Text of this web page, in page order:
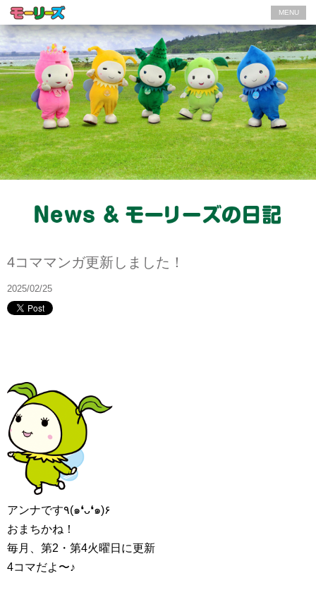
MENU
4コママンガ更新しました！
2025/02/25
アンナです٩(๑❛ᴗ❛๑)۶
おまちかね！
毎月、第2・第4火曜日に更新
4コマだよ〜♪